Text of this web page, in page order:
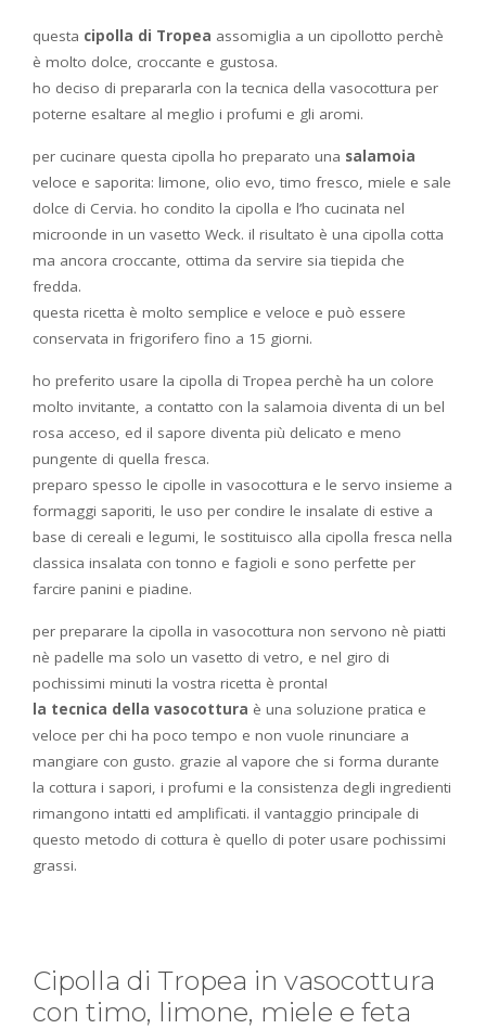
questa cipolla di Tropea assomiglia a un cipollotto perchè
è molto dolce, croccante e gustosa.
ho deciso di prepararla con la tecnica della vasocottura per
poterne esaltare al meglio i profumi e gli aromi.
per cucinare questa cipolla ho preparato una salamoia
veloce e saporita: limone, olio evo, timo fresco, miele e sale
dolce di Cervia. ho condito la cipolla e l’ho cucinata nel
microonde in un vasetto Weck. il risultato è una cipolla cotta
ma ancora croccante, ottima da servire sia tiepida che
fredda.
questa ricetta è molto semplice e veloce e può essere
conservata in frigorifero fino a 15 giorni.
ho preferito usare la cipolla di Tropea perchè ha un colore
molto invitante, a contatto con la salamoia diventa di un bel
rosa acceso, ed il sapore diventa più delicato e meno
pungente di quella fresca.
preparo spesso le cipolle in vasocottura e le servo insieme a
formaggi saporiti, le uso per condire le insalate di estive a
base di cereali e legumi, le sostituisco alla cipolla fresca nella
classica insalata con tonno e fagioli e sono perfette per
farcire panini e piadine.
per preparare la cipolla in vasocottura non servono nè piatti
nè padelle ma solo un vasetto di vetro, e nel giro di
pochissimi minuti la vostra ricetta è pronta!
la tecnica della vasocottura è una soluzione pratica e
veloce per chi ha poco tempo e non vuole rinunciare a
mangiare con gusto. grazie al vapore che si forma durante
la cottura i sapori, i profumi e la consistenza degli ingredienti
rimangono intatti ed amplificati. il vantaggio principale di
questo metodo di cottura è quello di poter usare pochissimi
grassi.
Cipolla di Tropea in vasocottura
con timo, limone, miele e feta